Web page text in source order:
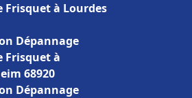
Frisquet à Lourdes
Dépannage
Frisquet à
68920
Dépannage